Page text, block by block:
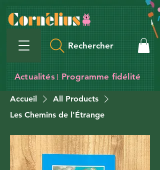
Rechercher
Programme fidélité
Actualités I
Accueil
All Products
Les Chemins de l'Étrange